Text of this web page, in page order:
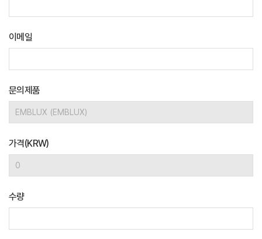
이메일
문의제품
가격(KRW)
수량